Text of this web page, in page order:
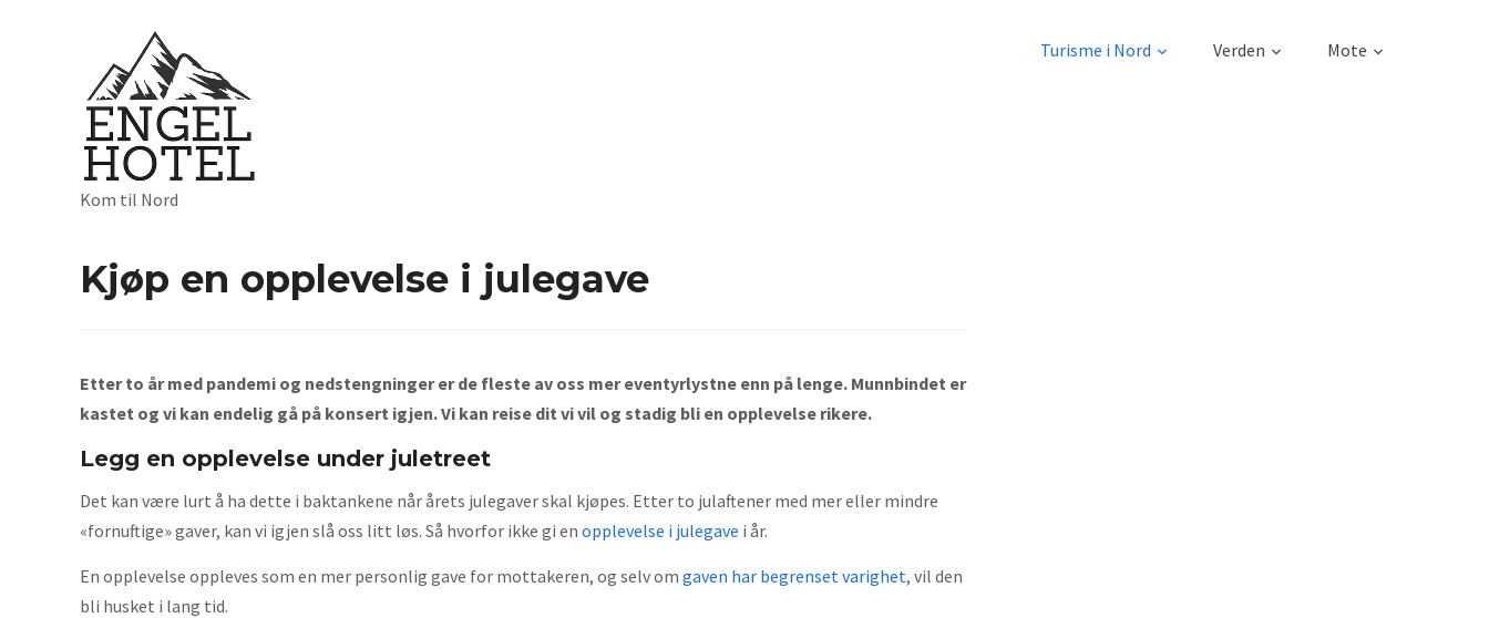
Kom til Nord
Turisme i Nord Verden Mote
Kjøp en opplevelse i julegave
Etter to år med pandemi og nedstengninger er de fleste av oss mer eventyrlystne enn på lenge. Munnbindet er
kastet og vi kan endelig gå på konsert igjen. Vi kan reise dit vi vil og stadig bli en opplevelse rikere.
Legg en opplevelse under juletreet
Det kan være lurt å ha dette i baktankene når årets julegaver skal kjøpes. Etter to julaftener med mer eller mindre
«fornuftige» gaver, kan vi igjen slå oss litt løs. Så hvorfor ikke gi en opplevelse i julegave i år.
En opplevelse oppleves som en mer personlig gave for mottakeren, og selv om gaven har begrenset varighet, vil den
bli husket i lang tid.